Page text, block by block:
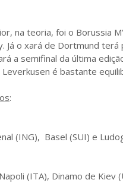
na teoria, foi o Borussia
Já o xará de Dortmund
a semifinal da última
é bastante
:
(ING), Basel (SUI) e
(ITA), Dinamo de Kiev